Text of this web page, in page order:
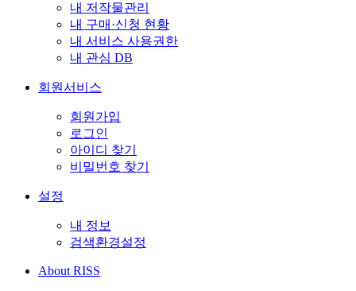
내 저작물관리
내 구매·신청 현황
내 서비스 사용권한
내 관심 DB
회원서비스
회원가입
로그인
아이디 찾기
비밀번호 찾기
설정
내 정보
검색환경설정
About RISS